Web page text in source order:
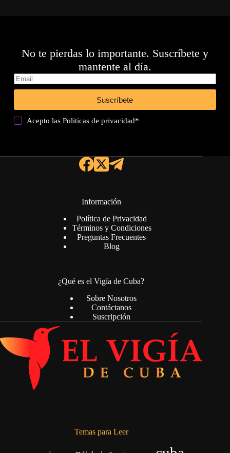
No te pierdas lo importante. Suscríbete y
mantente al día.
Suscríbete
Acepto lasPoliticas de privacidad*
Información
Política de Privacidad
Términos y Condiciones
Preguntas Frecuentes
Blog
¿Qué es el Vigía de Cuba?
Sobre Nosotros
Contáctanos
Suscripción
Temas para Leer